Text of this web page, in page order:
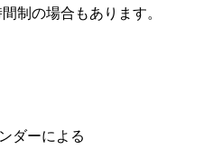
制の場合もあります。
ダーによる